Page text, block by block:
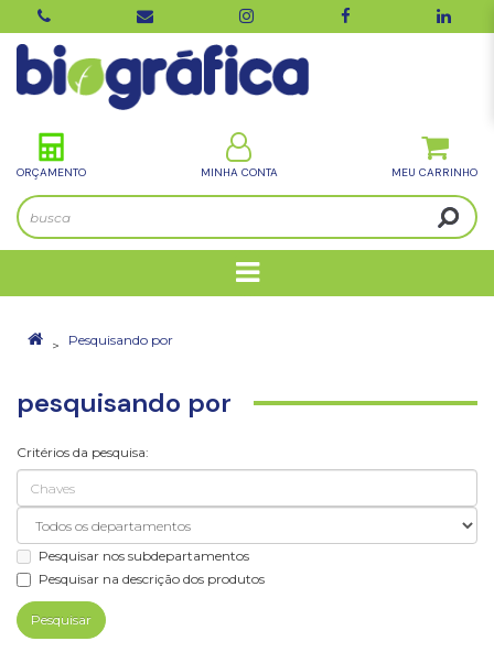
ORÇAMENTO MINHA CONTA
Pesquisando por
pesquisando por
Critérios da pesquisa:
Pesquisar nos subdepartamentos
Pesquisar na descrição dos produtos